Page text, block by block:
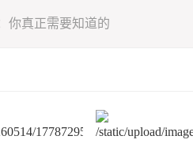
你真正需要知道的